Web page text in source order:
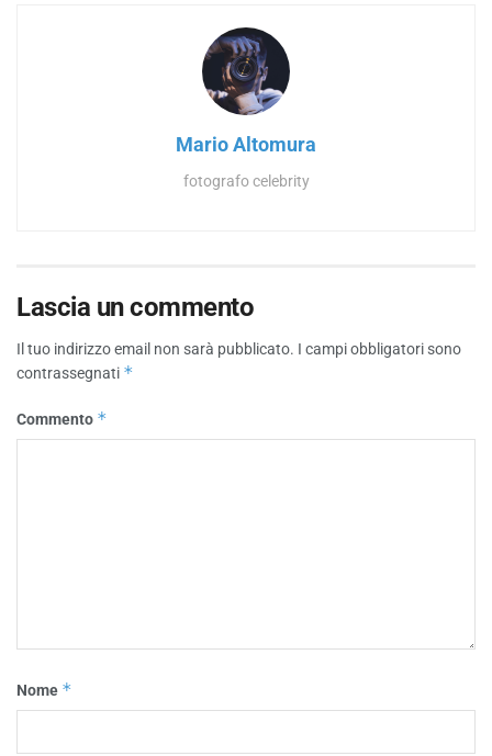
Mario Altomura
fotografo celebrity
Lascia un commento
Il tuo indirizzo email non sarà pubblicato. I campi obbligatori sono
contrassegnati *
Commento *
Nome *